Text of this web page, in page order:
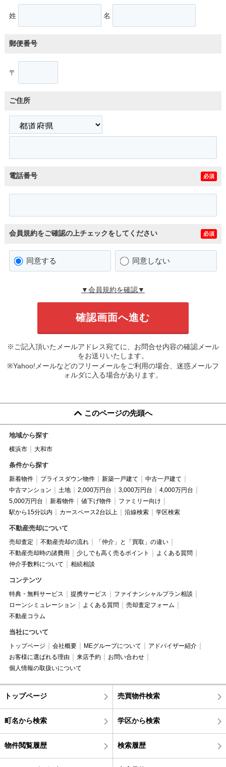
姓 名
郵便番号
〒
ご住所
電話番号 必須
会員規約をご確認の上チェックをしてください 必須
同意する 同意しない
▼会員規約を確認▼
※ご記入頂いたメールアドレス宛てに、お問合せ内容の確認メール
をお送りいたします。
※Yahoo!メールなどのフリーメールをご利用の場合、迷惑メールフ
ォルダに入る場合があります。
このページの先頭へ
地域から探す
横浜市 大和市
条件から探す
新着物件 プライスダウン物件 新築一戸建て
中古一戸建て
中古マンション
土地 2,000万円台 3,000万円台
4,000万円台
5,000万円台
新着物件 値下げ物件
ファミリー向け
駅から15分以内
カースペース2台以上 沿線検索 学区検索
不動産売却について
売却査定 不動産売却の流れ
「仲介」と「買取」の違い
不動産売却時の諸費用
少しでも高く売るポイント
よくある質問
仲介手数料について
相続相談
コンテンツ
特典・無料サービス 提携サービス
ファイナンシャルプラン相談
ローンシミュレーション
よくある質問
売却査定フォーム
不動産コラム
当社について
トップページ 会社概要 MEグループについて
アドバイザー紹介
お客様に選ばれる理由
来店予約
お問い合わせ
個人情報の取扱いについて
トップページ 売買物件検索
町名から検索 学区から検索
物件閲覧履歴 検索履歴